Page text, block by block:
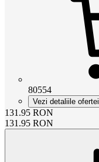
80554
Vezi detaliile ofertei
131.95 RON
131.95 RON